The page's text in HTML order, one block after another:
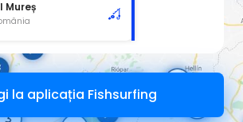
Mureș
la aplicația Fishsurfing